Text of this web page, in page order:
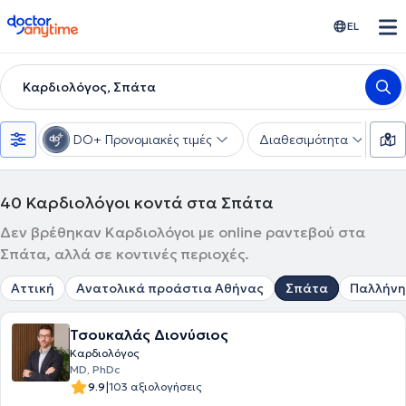
doctoranytime EL
Καρδιολόγος, Σπάτα
DO+ Προνομιακές τιμές Διαθεσιμότητα
40 Καρδιολόγοι κοντά στα Σπάτα
Δεν βρέθηκαν Καρδιολόγοι με online ραντεβού στα
Σπάτα, αλλά σε κοντινές περιοχές.
Αττική Ανατολικά προάστια Αθήνας Σπάτα Παλλήνη
Τσουκαλάς Διονύσιος
Καρδιολόγος
MD, PhDc
9.9|103 αξιολογήσεις